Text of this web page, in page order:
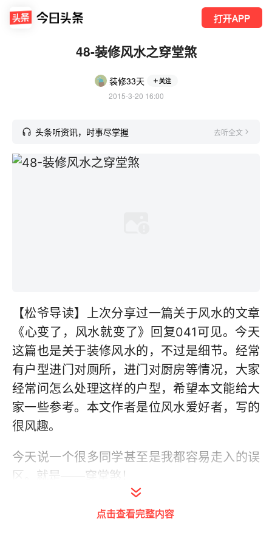
打开APP
48-装修风水之穿堂煞
装修33天 关注
2015-3-20 16:00
头条听资讯，时事尽掌握 去听全文
【松爷导读】 上次分享过一篇关于风水的文章
《心变了，风水就变了》回复041可见。今天
这篇也是关于装修风水的，不过是细节。经常
有户型进门对厕所，进门对厨房等情况，大家
经常问怎么处理这样的户型，希望本文能给大
家一些参考。本文作者是位风水爱好者，写的
很风趣。
今天说一个很多同学甚至是我都容易走入的误
区。就是——穿堂煞！
何为穿堂煞，就是说打开房门，就看到阳台
点击查看完整内容